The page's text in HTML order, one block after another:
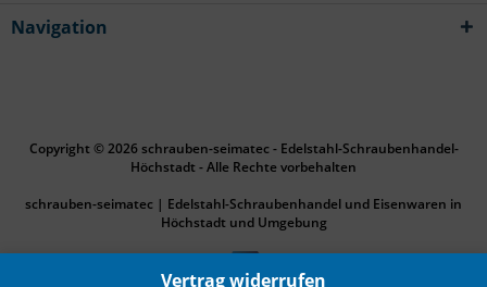
Vertrag widerrufen
Navigation
Copyright © 2026 schrauben-seimatec - Edelstahl-Schraubenhandel-
Höchstadt - Alle Rechte vorbehalten
schrauben-seimatec | Edelstahl-Schraubenhandel und Eisenwaren in
Höchstadt und Umgebung